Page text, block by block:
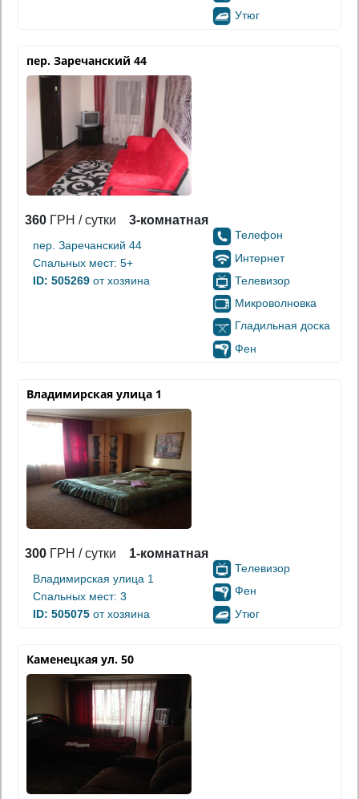
Утюг
пер. Заречанский 44
360 ГРН / сутки 3-комнатная
пер. Заречанский 44
Спальных мест: 5+
ID: 505269 от хозяина
Телефон
Интернет
Телевизор
Микроволновка
Гладильная доска
Фен
Владимирская улица 1
300 ГРН / сутки 1-комнатная
Владимирская улица 1
Спальных мест: 3
ID: 505075 от хозяина
Телевизор
Фен
Утюг
Каменецкая ул. 50